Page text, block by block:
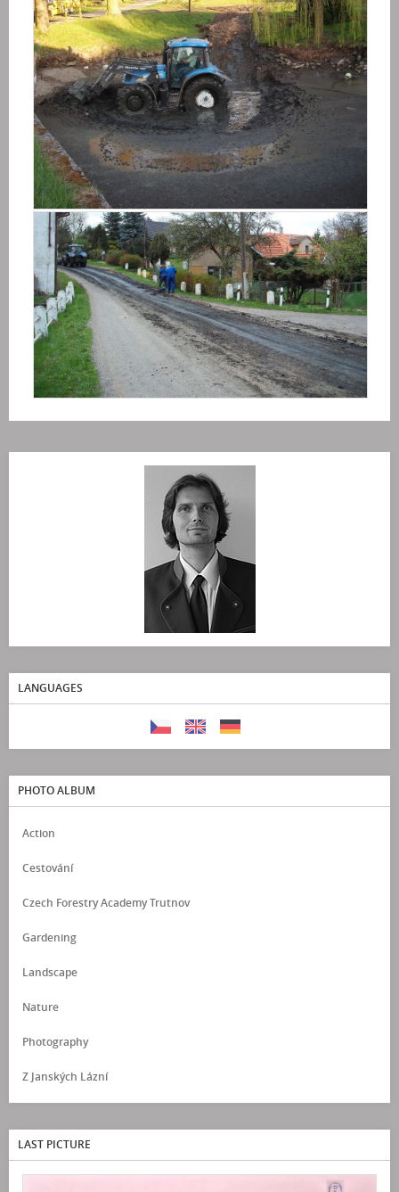
LANGUAGES
PHOTO ALBUM
Action
Cestování
Czech Forestry Academy Trutnov
Gardening
Landscape
Nature
Photography
Z Janských Lázní
LAST PICTURE